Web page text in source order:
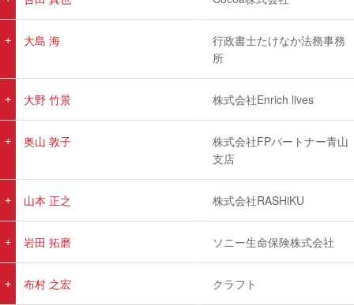
大島 海
行政書士たけなか法務事務
所
大野 竹景 株式会社Enrich lives
奥山 敦子
株式会社FPパートナー青山
支店
山本 正之 株式会社RASHiKU
岩田 拓磨 ソニー生命保険株式会社
布村 之宏 クラフト